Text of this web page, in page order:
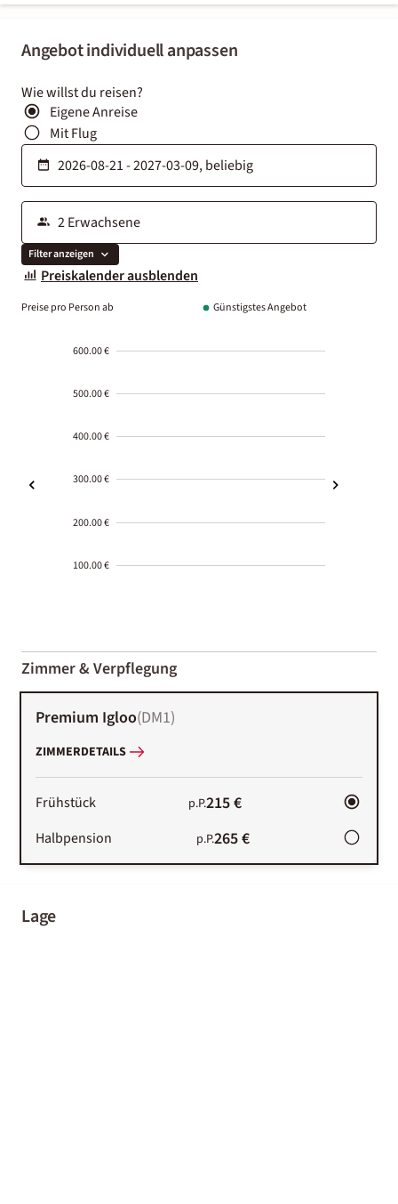
Angebot individuell anpassen
Wie willst du reisen?
Eigene Anreise
Mit Flug
Filter anzeigen
Preiskalender ausblenden
Preise pro Person ab Günstigstes Angebot
600.00 €
500.00 €
400.00 €
300.00 €
200.00 €
100.00 €
01-02
Zimmer & Verpflegung
Premium Igloo(DM1)
ZIMMERDETAILS
Frühstück p.P.215 €
Halbpension p.P.265 €
Lage